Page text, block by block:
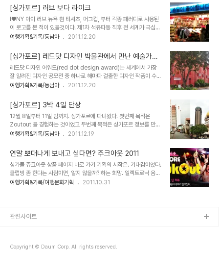
냥을 켜가며 보게되는 환상도, 행..
구입할수 있을 것 같은 차이나 타운으로 갔다. 노란색 니콘 간판이 보
이는 상점으로 갔다. 아뿔사. 이 기종에 맞는 충전기는 없다. 주문을 하
겠냐는 말을 뒤로 하고 나오고 나니, 마음이 급해진다. 오늘 하루는 버
틴다고 쳐도 그 이후는 어쩔것인가. 당장 이틀 뒤 주크아웃 촬영은 어
쩔것이란 말인가. 이때부터 애써 태연해 하며 쇼핑가를 헤메기 시작했
없기에 야경사진도 조심스..
[싱가포르] 러브 보다 라이크
I♥NY 아이 러브 뉴욕 흰 티셔츠, 머그컵, 부터 각종 패러디로 사용된
이 로고를 본 적이 있을것이다. 제1차 석유파동 직후 전 세계가 극심한
경제불황을 겪고 있던 1975년 뉴욕주 상무국이 시민들에게 희망을
심과 공동체 의식을 불어 넣음으로써 뉴욕의 도시 정체성을 강화하고
도시 이미지를 향상시킨 사례로 남는다. 워낙 유명한 디자인이라, 어느
도시를 가도 기념품 가게에 쉽게 응용버전을 접할 수 있다. ▲ 참으로
다양한 응용버전 싱가포르 차이나 타운에서도 발견한 버전 아이러브
싱가포르 I♥SG 눈에 띄는 건 아이 라이크 싱가포르다. 얼마전부터 페
넘는 영향력을 발휘하는 페이스..
여행기획&기록/동남아 2011.12.20
[싱가포르] 레드닷 디자인 박물관에서 만난 예술가들
의 벼룩시장
레드닷 디자인 어워드(red dot design award)는 세계에서 가장
잘 알려진 디자인 공모전 중 하나로 해마다 걸출한 디자인 작품이 수상
의 명예를 얻었다. 수상한 작품들은 레드닷 디자인 뮤지움(red Dot
디어를 자랑하는 제품과 빼어난 실용디자인의 정수를 만날 수 있다. 싱
가포르에 있는 것은 독일에 이어 세계에서 두 번째로 오픈한 곳이다.
맥스웰 푸드센터에서 수박 주스를 원샷했다. 걸어서 오분 거리의 건물
인데 붉은 외관이 멀리서도 눈길을 사로잡는다. 3시에 도착해서 전시
를 보려 갔으나 마침 한달에 한 번 있는 벼룩시장이 있는 날이라 이미
이날 박불관은 3시..
여행기획&기록/동남아 2011.12.20
[싱가포르] 3박 4일 단상
12월 8일부터 11일 밤까지. 싱가포르에 다녀왔다. 첫번째 목적은
Zoutout 을 경험하는 것이었고 두번째 목적은 싱가포르 정보를 만드
는 것이었다. 3박 4일간의 짧은 일정이었고 그나마 하루는 밤을 새며
충분한 시간이었다. 삼일간 아래 지도에 표시된 주요지역을 돌아보았
다. 지도에 5개로 표시된 블럭이 대표 관광지역이다. 오차드로드는 쇼
핑의 천국이라 불릴만한 온갖 브랜드 밀집 지역이다. 이곳에 발을 들여
놓으면 '소비'의 규모에 대해 생각한다. 상점의 모든 것이 나에게 '지름
신'을 내리며 유혹하고 있었다. 마리나 베이는 강줄기를 따라 공연연장
여행기획&기록/동남아 2011.12.19
연말 뽀대나게 보내고 싶다면? 주크아웃 2011
싱가폴 쥬크아웃 상품 페이지 바로 가기 기획의 시작은. 기대감이었다.
클럽빙 좀 한다는 사람이면, 알지 않을까? 하는 희망. 일렉트로닉 음악
에 환장하고, 여행가면 현지인보다 관광객이 더 많다는 클럽에 한번씩
하룻밤을 높치랴. 야밤에 몰래 택시타고 주크로 출동했다. 이곳이 유럽
의 공간이 나올지니. 흡사 벌집..
여행기획&기록/여행문화기획 2011.10.31
Copyright © Daum Corp. All rights reserved.
관련사이트